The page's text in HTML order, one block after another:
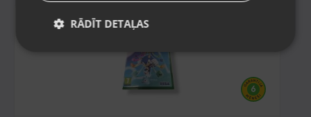
RĀDĪT DETAĻAS